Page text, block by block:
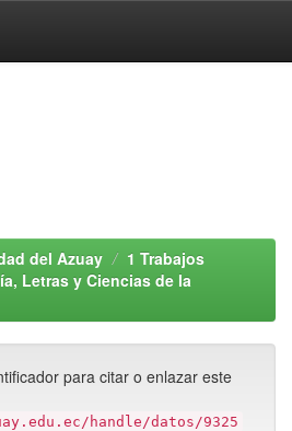
del Azuay
1 Trabajos
Letras y Ciencias de la
para citar o enlazar este
handle/datos/9325